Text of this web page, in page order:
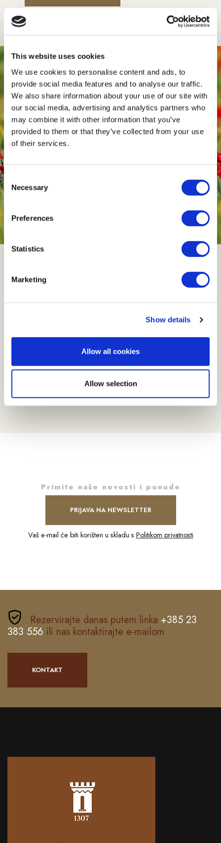
This website uses cookies
We use cookies to personalise content and ads, to
provide social media features and to analyse our traffic.
We also share information about your use of our site with
our social media, advertising and analytics partners who
may combine it with other information that you’ve
provided to them or that they’ve collected from your use
of their services.
Consent
Selection
Necessary
Preferences
Statistics
Marketing
Show details
Allow all cookies
Allow selection
Užici zaleđa Dalmacije
Primite naše novosti i ponude
PRIJAVA NA NEWSLETTER
Vaš e-mail će biti korišten u skladu s Politikom privatnosti
Rezervirajte danas putem linka +385 23
383 556 ili nas kontaktirajte e-mailom
KONTAKT